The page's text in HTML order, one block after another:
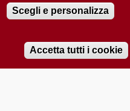
Audio
Registrazione presso il Tribunale
2012
Scegli e personalizza
Accetta tutti i cookie